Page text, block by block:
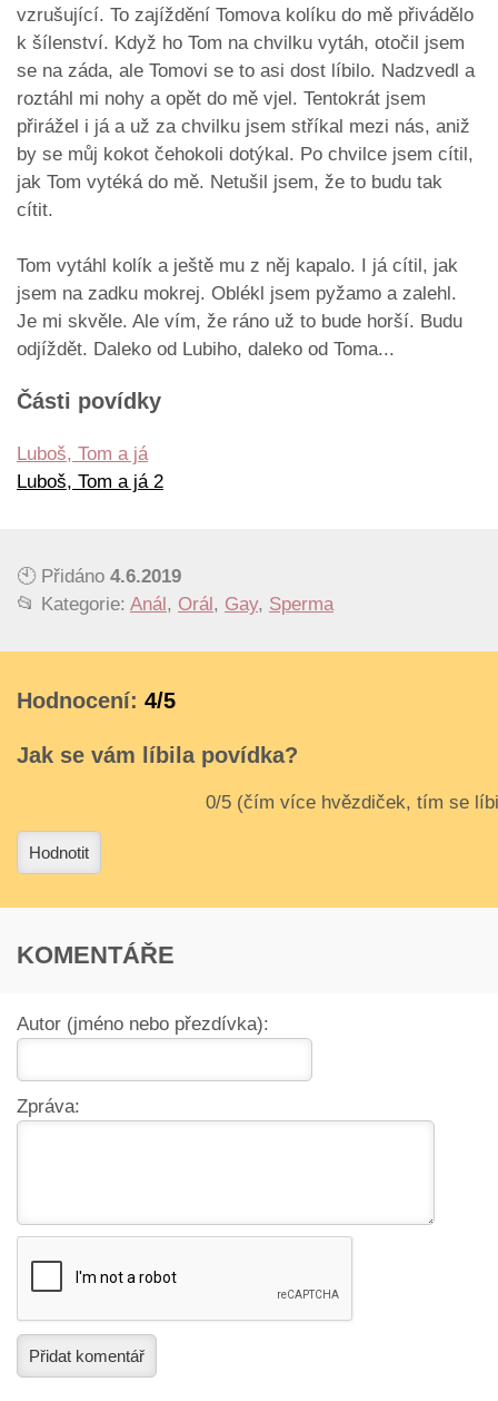
vzrušující. To zajíždění Tomova kolíku do mě přivádělo
k šílenství. Když ho Tom na chvilku vytáh, otočil jsem
se na záda, ale Tomovi se to asi dost líbilo. Nadzvedl a
roztáhl mi nohy a opět do mě vjel. Tentokrát jsem
přirážel i já a už za chvilku jsem stříkal mezi nás, aniž
by se můj kokot čehokoli dotýkal. Po chvilce jsem cítil,
jak Tom vytéká do mě. Netušil jsem, že to budu tak
cítit.
Tom vytáhl kolík a ještě mu z něj kapalo. I já cítil, jak
jsem na zadku mokrej. Oblékl jsem pyžamo a zalehl.
Je mi skvěle. Ale vím, že ráno už to bude horší. Budu
odjíždět. Daleko od Lubiho, daleko od Toma...
Části povídky
Luboš, Tom a já
Luboš, Tom a já 2
🕙 Přidáno 4.6.2019
📂 Kategorie: Anál , Orál , Gay, Sperma
Hodnocení: 4/5
Jak se vám líbila povídka?
Hodnotit
KOMENTÁŘE
Autor (jméno nebo přezdívka):
Zpráva:
Přidat komentář